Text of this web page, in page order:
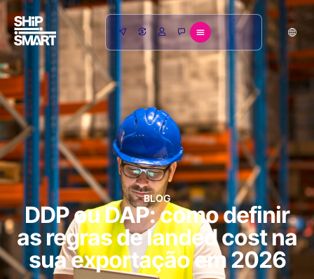
BLOG
DDP ou DAP: como definir
as regras de landed cost na
sua exportação em 2026